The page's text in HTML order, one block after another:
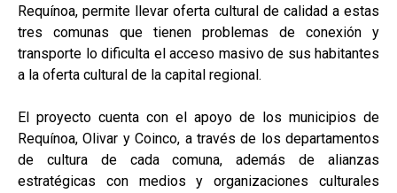
Requínoa, permite llevar oferta cultural de calidad a estas
tres comunas que tienen problemas de conexión y
transporte lo dificulta el acceso masivo de sus habitantes
a la oferta cultural de la capital regional.
El proyecto cuenta con el apoyo de los municipios de
Requínoa, Olivar y Coinco, a través de los departamentos
de cultura de cada comuna, además de alianzas
estratégicas con medios y organizaciones culturales